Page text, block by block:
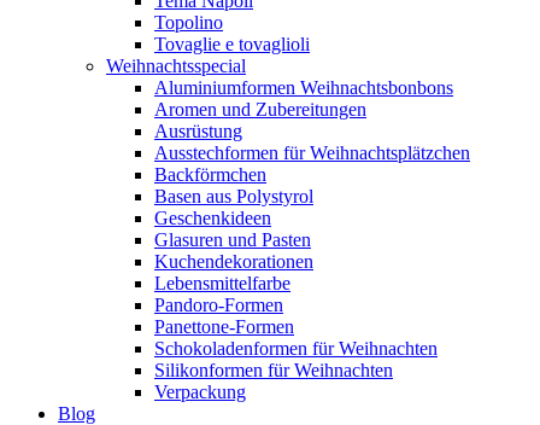
Topolino
Tovaglie e tovaglioli
Weihnachtsspecial
Aluminiumformen Weihnachtsbonbons
Aromen und Zubereitungen
Ausrüstung
Ausstechformen für Weihnachtsplätzchen
Backförmchen
Basen aus Polystyrol
Geschenkideen
Glasuren und Pasten
Kuchendekorationen
Lebensmittelfarbe
Pandoro-Formen
Panettone-Formen
Schokoladenformen für Weihnachten
Silikonformen für Weihnachten
Verpackung
Blog